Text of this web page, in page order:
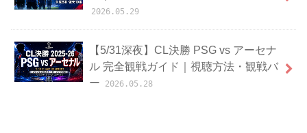
2026.05.29
【5/31深夜】CL決勝 PSG vs アーセナ
ル 完全観戦ガイド｜視聴方法・観戦バ
ー
2026.05.28